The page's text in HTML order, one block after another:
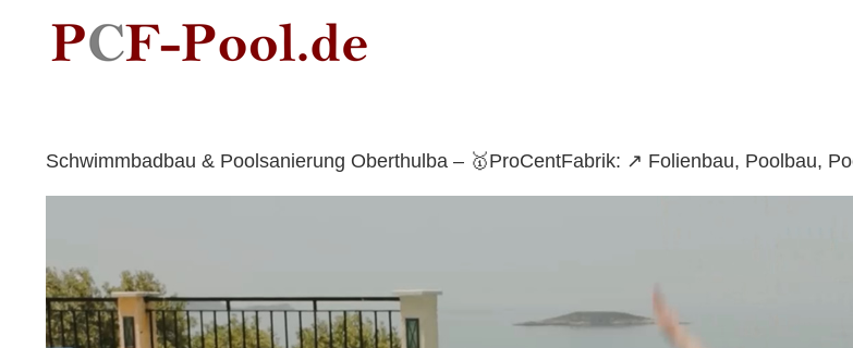
content
Schwimmbadbau & Poolsanierung Oberthulba – 🥇ProCentFabrik: ↗️ Folienbau, Poolbau,